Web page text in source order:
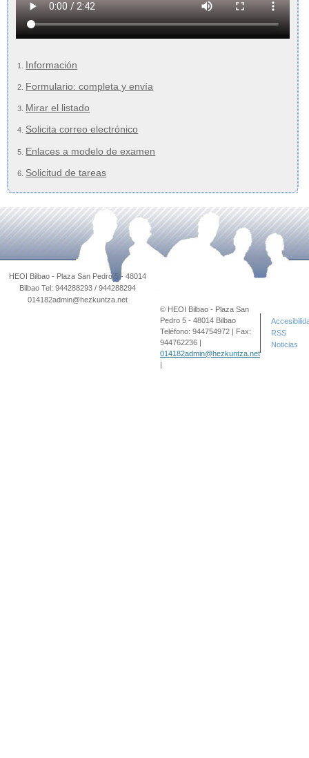
Información
Formulario: completa y envía
Mirar el listado
Solicita correo electrónico
Enlaces a modelo de examen
Solicitud de tareas
© HEOI Bilbao - Plaza San
Pedro 5 - 48014 Bilbao
Teléfono: 944754972 | Fax:
944762236 |
014182admin@hezkuntza.net
|
RSS
Noticias